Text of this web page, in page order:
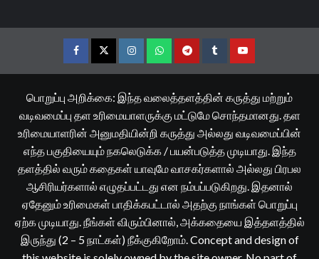
FacebookTwitterInstagramWhatsappTelegramTumblrYouTube
பொறுப்பு அறிக்கை: இந்த வலைத்தளத்தின் கருத்து மற்றும்
வடிவமைப்பு தள உரிமையாளருக்கு மட்டுமே சொந்தமானது. தள
உரிமையாளரின் அனுமதியின்றி கருத்து அல்லது வடிவமைப்பின்
எந்த பகுதியையும் நகலெடுக்க / பயன்படுத்த முடியாது. இந்த
தளத்தில் வரும் கதைகள் யாவுமே வாசகர்களால் அல்லது பிரபல
ஆசிரியர்களால் எழுதப்பட்டது என நம்பப்படுகிறது. இதனால்
ஏதேனும் உரிமைகள் பாதிக்கபட்டால் அதற்கு நாங்கள் பொறுப்பு
ஏற்க முடியாது. நீங்கள் விரும்பினால், அக்கதையை இத்தளத்தில்
இருந்து (2 – 5 நாட்கள்) நீக்குகிறோம். Concept and design of